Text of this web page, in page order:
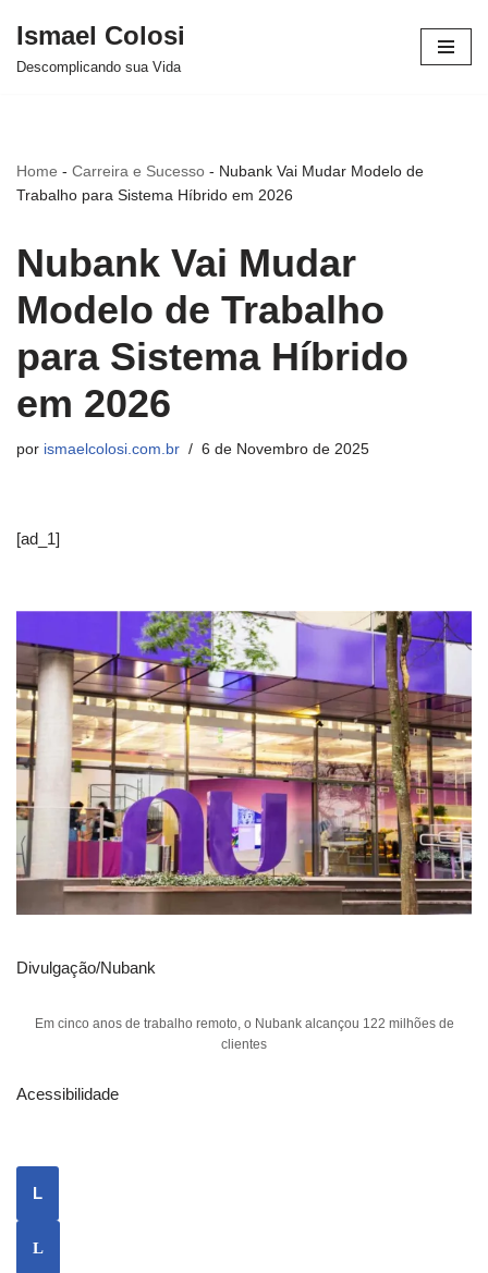
Avançar
Ismael Colosi
Descomplicando sua Vida
Home - Carreira e Sucesso - Nubank Vai Mudar Modelo de
Trabalho para Sistema Híbrido em 2026
Nubank Vai Mudar
Modelo de Trabalho
para Sistema Híbrido
em 2026
por ismaelcolosi.com.br 6 de Novembro de 2025
[ad_1]
Divulgação/Nubank
Em cinco anos de trabalho remoto, o Nubank alcançou 122 milhões de
clientes
Acessibilidade
L
L